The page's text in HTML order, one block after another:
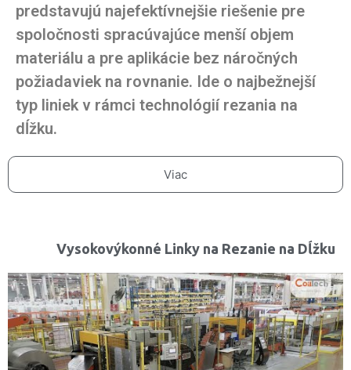
predstavujú najefektívnejšie riešenie pre
spoločnosti spracúvajúce menší objem
materiálu a pre aplikácie bez náročných
požiadaviek na rovnanie. Ide o najbežnejší
typ liniek v rámci technológií rezania na
dĺžku.
Viac
Vysokovýkonné Linky na Rezanie na Dĺžku